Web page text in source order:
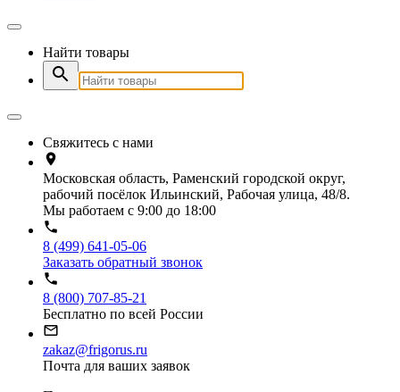
Найти товары
Свяжитесь с нами
Московская область, Раменский городской округ,
рабочий посёлок Ильинский, Рабочая улица, 48/8.
Мы работаем с 9:00 до 18:00
8 (499) 641-05-06
Заказать обратный звонок
8 (800) 707-85-21
Бесплатно по всей России
zakaz@frigorus.ru
Почта для ваших заявок